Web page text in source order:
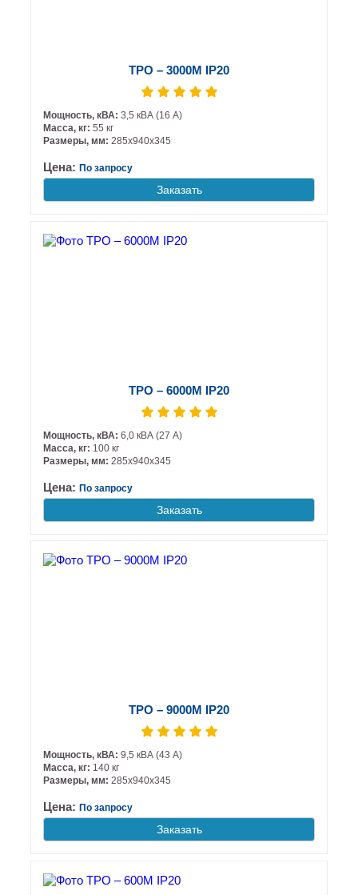
ТРО – 3000М IP20
Мощность, кВА: 3,5 кВА (16 А)
Масса, кг: 55 кг
Размеры, мм: 285х940х345
Цена: По запросу
Заказать
ТРО – 6000М IP20
Мощность, кВА: 6,0 кВА (27 А)
Масса, кг: 100 кг
Размеры, мм: 285х940х345
Цена: По запросу
Заказать
ТРО – 9000М IP20
Мощность, кВА: 9,5 кВА (43 А)
Масса, кг: 140 кг
Размеры, мм: 285х940х345
Цена: По запросу
Заказать